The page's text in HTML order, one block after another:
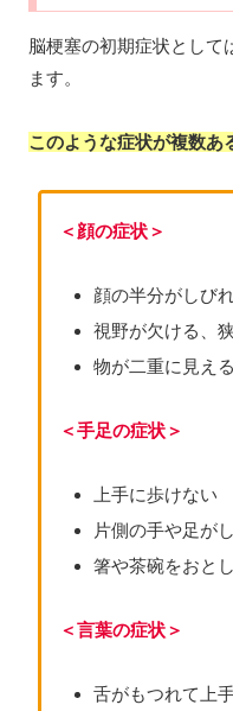
脳梗塞の初期症状として
ます。
このような症状が複数あ
＜顔の症状＞
顔の半分がしび
視野が欠ける、
物が二重に見える
＜手足の症状＞
上手に歩けない
片側の手や足が
箸や茶碗をおと
＜言葉の症状＞
舌がもつれて上